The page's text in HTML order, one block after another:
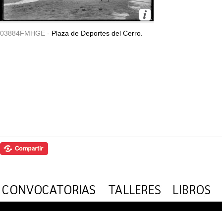
03884FMHGE - Plaza de Deportes del Cerro.